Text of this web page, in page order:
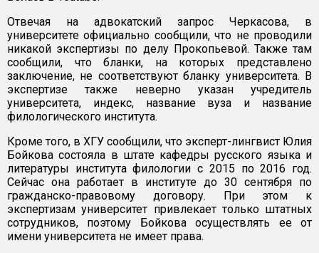
Отвечая на адвокатский запрос Черкасова, в
университете официально сообщили, что не проводили
никакой экспертизы по делу Прокопьевой. Также там
сообщили, что бланки, на которых представлено
заключение, не соответствуют бланку университета. В
экспертизе также неверно указан учредитель
университета, индекс, название вуза и название
филологического института.
Кроме того, в ХГУ сообщили, что эксперт-лингвист Юлия
Бойкова состояла в штате кафедры русского языка и
литературы института филологии с 2015 по 2016 год.
Сейчас она работает в институте до 30 сентября по
гражданско-правовому договору. При этом к
экспертизам университет привлекает только штатных
сотрудников, поэтому Бойкова осуществлять ее от
имени университета не имеет права.